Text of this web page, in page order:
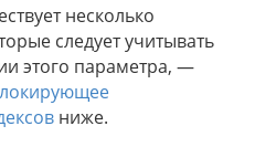
несколько
следует учитывать
этого параметра, —
ниже.